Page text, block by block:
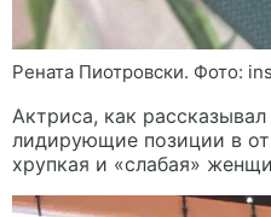
Рената Пиотровски. Фото:
Актриса, как
лидирующие позиции в
хрупкая и «слабая»